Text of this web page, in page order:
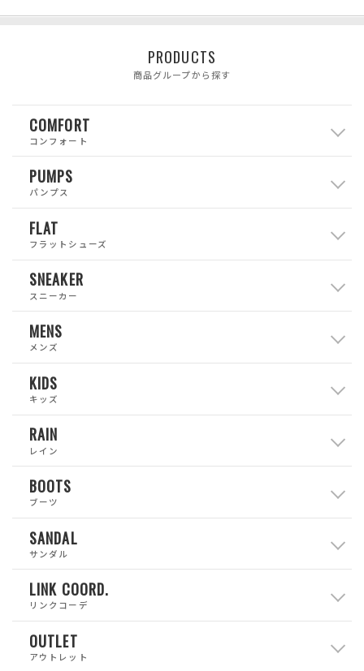
PRODUCTS
商品グループから探す
COMFORT
コンフォート
PUMPS
パンプス
FLAT
フラットシューズ
SNEAKER
スニーカー
MENS
メンズ
KIDS
キッズ
RAIN
レイン
BOOTS
ブーツ
SANDAL
サンダル
LINK COORD.
リンクコーデ
OUTLET
アウトレット